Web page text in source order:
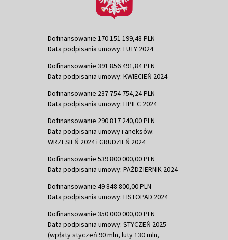
Dofinansowanie 170 151 199,48 PLN
Data podpisania umowy: LUTY 2024
Dofinansowanie 391 856 491,84 PLN
Data podpisania umowy: KWIECIEŃ 2024
Dofinansowanie 237 754 754,24 PLN
Data podpisania umowy: LIPIEC 2024
Dofinansowanie 290 817 240,00 PLN
Data podpisania umowy i aneksów:
WRZESIEŃ 2024 i GRUDZIEŃ 2024
Dofinansowanie 539 800 000,00 PLN
Data podpisania umowy: PAŹDZIERNIK 2024
Dofinansowanie 49 848 800,00 PLN
Data podpisania umowy: LISTOPAD 2024
Dofinansowanie 350 000 000,00 PLN
Data podpisania umowy: STYCZEŃ 2025
(wpłaty styczeń 90 mln, luty 130 mln,